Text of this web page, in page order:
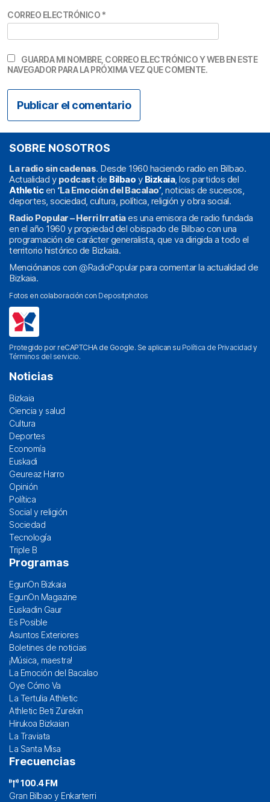
CORREO ELECTRÓNICO *
GUARDA MI NOMBRE, CORREO ELECTRÓNICO Y WEB EN ESTE
NAVEGADOR PARA LA PRÓXIMA VEZ QUE COMENTE.
SOBRE NOSOTROS
La radio sin cadenas. Desde 1960 haciendo radio en Bilbao.
Actualidad y podcast de Bilbao y Bizkaia, los partidos del
Athleticen ‘La Emoción del Bacalao’, noticias de sucesos,
deportes, sociedad, cultura, política, religión y obra social.
Radio Popular – Herri Irratiaes una emisora de radio fundada
en el año 1960 y propiedad del obispado de Bilbao con una
programación de carácter generalista, que va dirigida a todo el
territorio histórico de Bizkaia.
Menciónanos con @RadioPopularpara comentar la actualidad de
Bizkaia.
Fotos en colaboración con Depositphotos
Protegido por reCAPTCHA de Google. Se aplican su Política de Privacidad y
Términos del servicio.
Noticias
Bizkaia
Ciencia y salud
Cultura
Deportes
Economía
Euskadi
Geureaz Harro
Opinión
Política
Social y religión
Sociedad
Tecnología
Triple B
Programas
EgunOn Bizkaia
EgunOn Magazine
Euskadin Gaur
Es Posible
Asuntos Exteriores
Boletines de noticias
¡Música, maestra!
La Emoción del Bacalao
Oye Cómo Va
La Tertulia Athletic
Athletic Beti Zurekin
Hirukoa Bizkaian
La Traviata
La Santa Misa
Frecuencias
100.4 FM
Gran Bilbao y Enkarterri